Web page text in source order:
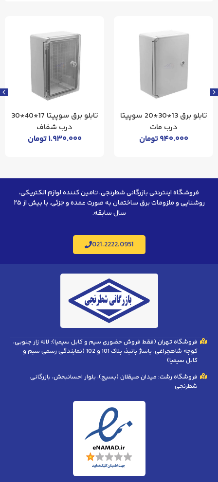
تابلو برق 13*30*20 سوپیتا
درب مات
۹۴۰.۰۰۰تومان
تابلو برق سوپیتا 17*40*30
درب شفاف
۱.۹۳۰.۰۰۰تومان
فروشگاه اینترنتی بازرگانی شطرنجی، تامین کننده لوازم الکتریکی،
روشنایی و ملزومات برق ساختمان به صورت عمده و جزئی. با بیش از ۲۵
سال سابقه.
021.2222.0951
فروشگاه تهران (فقط فروش حضوری سیم و کابل سیمیا): لاله زار جنوبی،
کوچه شاهچراغی، پاساژ پانیذ، پلاک 101 و 102 (نمایندگی رسمی سیم و
کابل سیمیا)
فروشگاه رشت: میدان صیقلان (بسیج)، بلوار احسانبخش، بازرگانی
شطرنجی